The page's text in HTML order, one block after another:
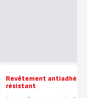
Revêtement antiadhésif
résistant